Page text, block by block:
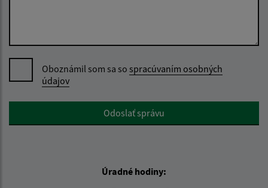
Oboznámil som sa so spracúvaním osobných
údajov
Google reCaptcha ResponseOdoslať správu
Úradné hodiny: